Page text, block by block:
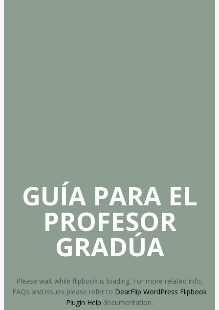
GUÍA PARA EL
PROFESOR
GRADÚA
Please wait while flipbook is loading. For more related info,
FAQs and issues please refer to DearFlip WordPress Flipbook
Plugin Help documentation.